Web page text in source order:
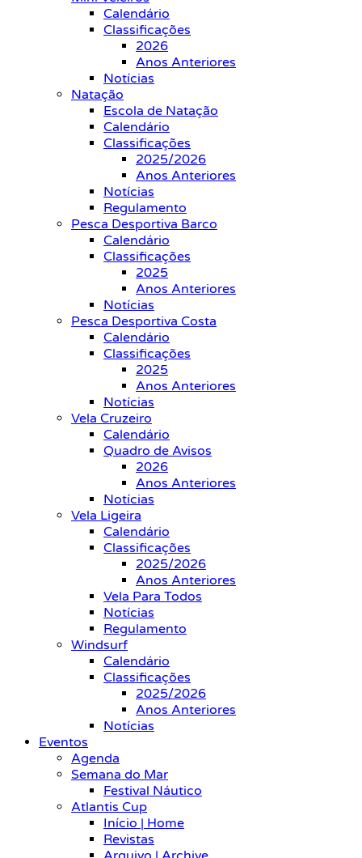
Calendário
Classificações
2026
Anos Anteriores
Notícias
Natação
Escola de Natação
Calendário
Classificações
2025/2026
Anos Anteriores
Notícias
Regulamento
Pesca Desportiva Barco
Calendário
Classificações
2025
Anos Anteriores
Notícias
Pesca Desportiva Costa
Calendário
Classificações
2025
Anos Anteriores
Notícias
Vela Cruzeiro
Calendário
Quadro de Avisos
2026
Anos Anteriores
Notícias
Vela Ligeira
Calendário
Classificações
2025/2026
Anos Anteriores
Vela Para Todos
Notícias
Regulamento
Windsurf
Calendário
Classificações
2025/2026
Anos Anteriores
Notícias
Eventos
Agenda
Semana do Mar
Festival Náutico
Atlantis Cup
Início | Home
Revistas